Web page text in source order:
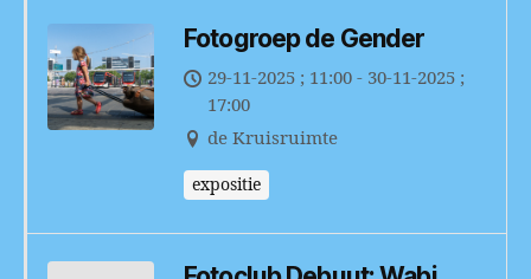
Fotogroep de Gender
29-11-2025 ; 11:00 - 30-11-2025 ;
17:00
de Kruisruimte
expositie